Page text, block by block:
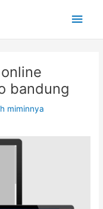
bandung
miminnya